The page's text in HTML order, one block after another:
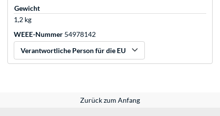
Gewicht
1,2 kg
WEEE-Nummer 54978142
Verantwortliche Person für die EU
Zurück zum Anfang